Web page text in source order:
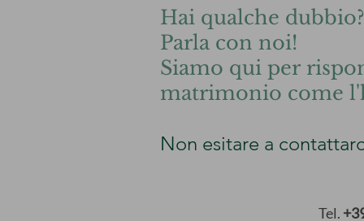
Hai qualche dubbio?
Parla con noi!
Siamo qui per
matrimonio come
Non esitare a
Tel.